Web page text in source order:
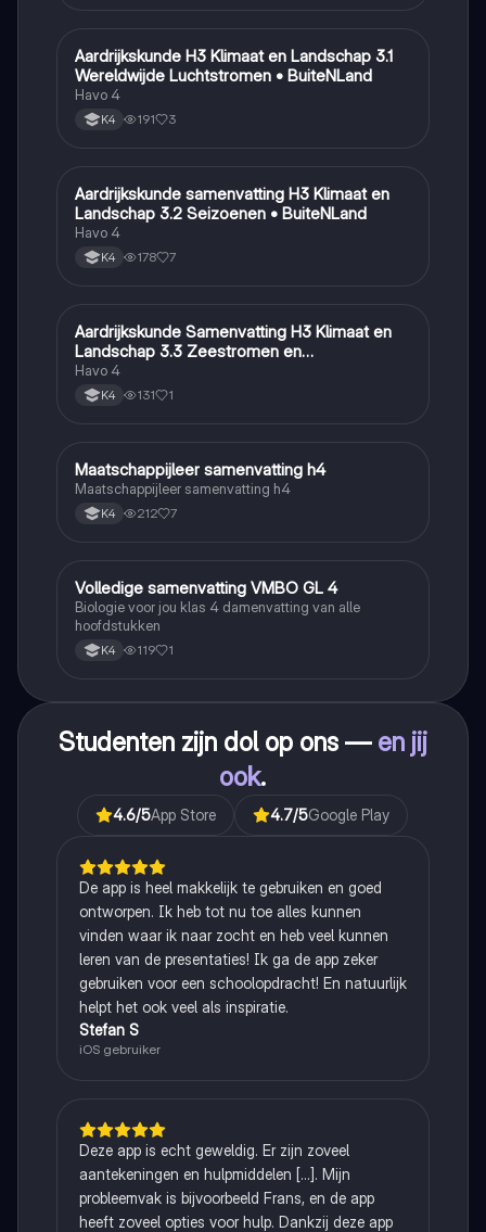
Aardrijkskunde
Aardrijkskunde H3 Klimaat en Landschap 3.1
Wereldwijde Luchtstromen • BuiteNLand
Havo 4
K4 191 3
Aardrijkskunde
Aardrijkskunde samenvatting H3 Klimaat en
Landschap 3.2 Seizoenen • BuiteNLand
Havo 4
K4 178 7
Aardrijkskunde
Aardrijkskunde Samenvatting H3 Klimaat en
Landschap 3.3 Zeestromen en
Klimaatgebieden • BuiteNLand
Havo 4
K4 131 1
Maatschappijleer
Maatschappijleer samenvatting h4
Maatschappijleer samenvatting h4
K4 212 7
Biologie
Volledige samenvatting VMBO GL 4
Biologie voor jou klas 4 damenvatting van alle
hoofdstukken
K4 119 1
Studenten zijn dol op ons — en jij
ook.
4.6/5App Store 4.7/5Google Play
De app is heel makkelijk te gebruiken en goed
ontworpen. Ik heb tot nu toe alles kunnen
vinden waar ik naar zocht en heb veel kunnen
leren van de presentaties! Ik ga de app zeker
gebruiken voor een schoolopdracht! En natuurlijk
helpt het ook veel als inspiratie.
Stefan S
iOS gebruiker
Deze app is echt geweldig. Er zijn zoveel
aantekeningen en hulpmiddelen [...]. Mijn
probleemvak is bijvoorbeeld Frans, en de app
heeft zoveel opties voor hulp. Dankzij deze app